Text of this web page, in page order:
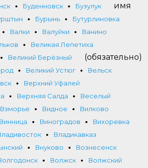
Буденновск
Бузулук
Бурынь
Бутурлиновка
Валки Валуйки
Ванино
Великая Лепетиха
Великий Берёзный
Великий Устюг
Вельск
Верхний Уфалей
Верхняя Салда
Веселый
Взморье Видное
Вилково
Винница Виноградов
Вихоревка
Владикавказ
Внуково
Вознесенск
Волжск
Волжский
имя
(обязательно)